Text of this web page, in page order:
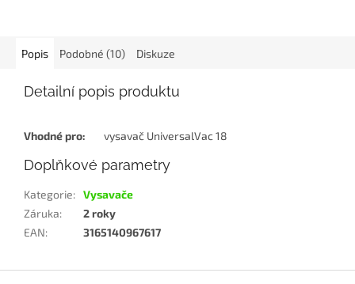
Popis Podobné (10) Diskuze
Detailní popis produktu
Vhodné pro: vysavač UniversalVac 18
Doplňkové parametry
Kategorie: Vysavače
Záruka:
2 roky
EAN: 3165140967617